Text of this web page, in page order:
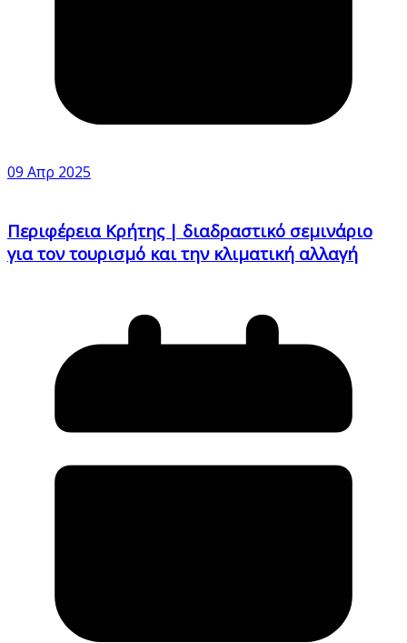
09 Απρ 2025
Περιφέρεια Κρήτης | διαδραστικό σεμινάριο
για τον τουρισμό και την κλιματική αλλαγή